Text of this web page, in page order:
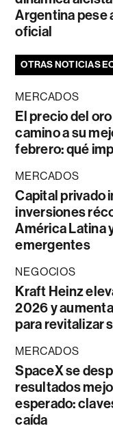
Argentina pese
oficial
OTRAS NOTICIAS
MERCADOS
El precio del
camino a su
febrero: qué
MERCADOS
Capital privado
inversiones
América Latina
emergentes
NEGOCIOS
Kraft Heinz
2026 y
para revitalizar
MERCADOS
SpaceX se
resultados
esperado:
caída